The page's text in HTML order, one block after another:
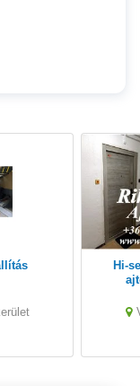
Hi-sec biztonsági